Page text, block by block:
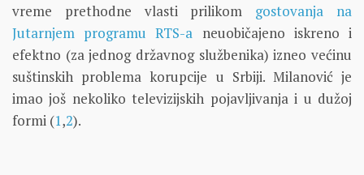
vreme prethodne vlasti prilikom gostovanja na
Jutarnjem programu RTS-a neuobičajeno iskreno i
efektno (za jednog državnog službenika) izneo većinu
suštinskih problema korupcije u Srbiji. Milanović je
imao još nekoliko televizijskih pojavljivanja i u dužoj
formi (1,2).